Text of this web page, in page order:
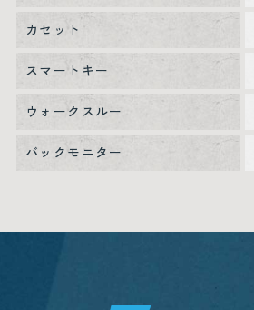
カセット
スマートキー
ウォークスルー
バックモニター